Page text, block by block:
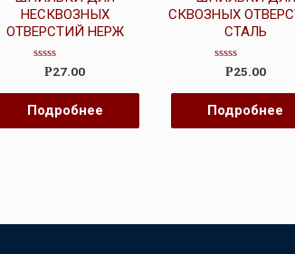
НЕСКВОЗНЫХ
ОТВЕРСТИЙ НЕРЖ
Оценка
из
5
Р27.00
Подробнее
СКВОЗНЫХ
СТАЛЬ
Оценка
из
5
Р25.00
Подробнее